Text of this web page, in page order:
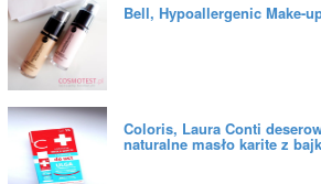
Bell, Hypoallergenic Make-
Coloris, Laura Conti
naturalne masło karite z